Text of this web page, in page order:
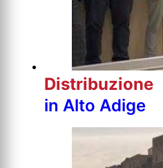
Distribuzione
in Alto Adige